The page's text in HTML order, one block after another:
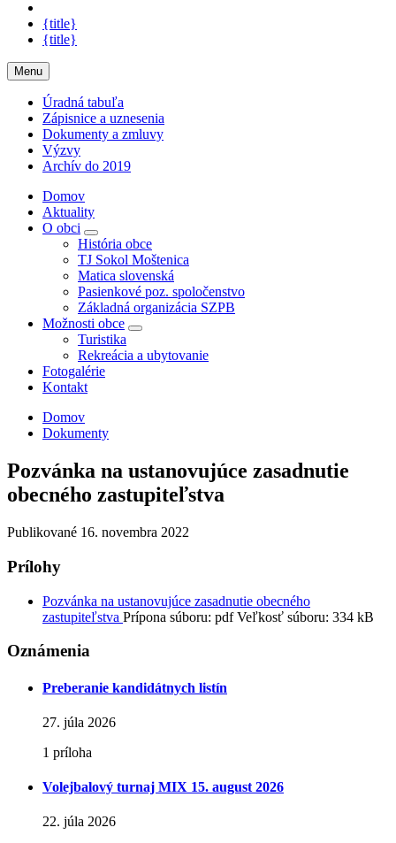
{title}
{title}
Menu
Úradná tabuľa
Zápisnice a uznesenia
Dokumenty a zmluvy
Výzvy
Archív do 2019
Domov
Aktuality
O obci
História obce
TJ Sokol Moštenica
Matica slovenská
Pasienkové poz. spoločenstvo
Základná organizácia SZPB
Možnosti obce
Turistika
Rekreácia a ubytovanie
Fotogalérie
Kontakt
Domov
Dokumenty
Pozvánka na ustanovujúce zasadnutie
obecného zastupiteľstva
Publikované 16. novembra 2022
Prílohy
Pozvánka na ustanovujúce zasadnutie obecného
zastupiteľstva Prípona súboru: pdf Veľkosť súboru: 334 kB
Oznámenia
Preberanie kandidátnych listín
27. júla 2026
1 príloha
Volejbalový turnaj MIX 15. august 2026
22. júla 2026